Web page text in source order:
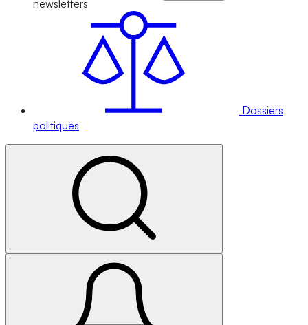
newsletters
Dossiers
politiques